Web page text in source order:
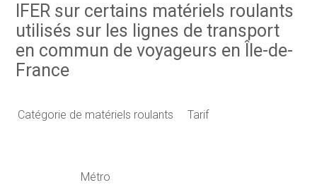
IFER sur certains matériels roulants
utilisés sur les lignes de transport
en commun de voyageurs en Île-de-
France
Catégorie de matériels roulants Tarif
Métro